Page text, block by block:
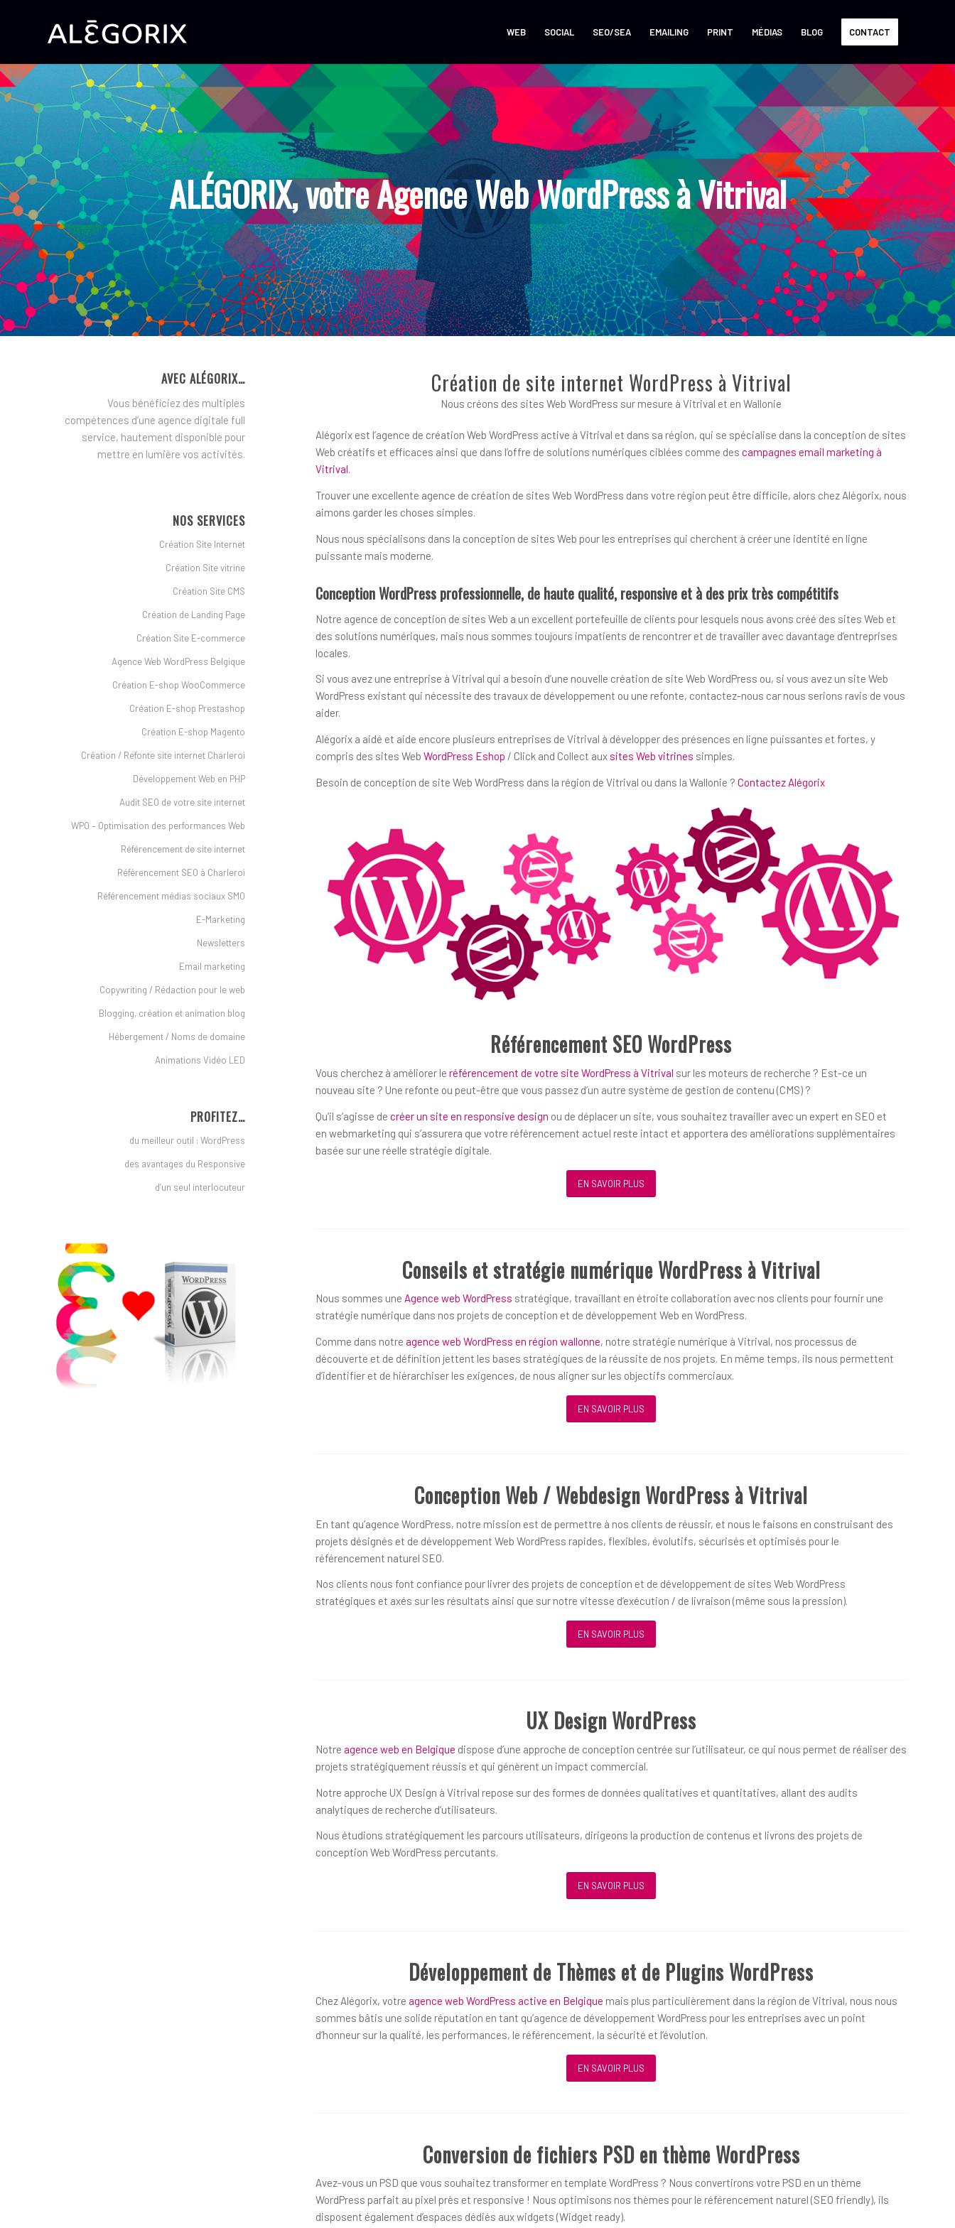
WEB SOCIAL SEO/SEA EMAILING PRINT MÉDIAS BLOG CONTACT
ALÉGORIX, votre Agence Web WordPress à Vitrival
Création de site internet WordPress à Vitrival
Nous créons des sites Web WordPress sur mesure à Vitrival et en Wallonie
Alégorix est l’agence de création Web WordPress active à Vitrival et dans sa région, qui se spécialise dans la conception de sites
Web créatifs et efficaces ainsi que dans l’offre de solutions numériques ciblées comme des campagnes email marketing à
Vitrival.
Trouver une excellente agence de création de sites Web WordPress dans votre région peut être difficile, alors chez Alégorix, nous
aimons garder les choses simples.
Nous nous spécialisons dans la conception de sites Web pour les entreprises qui cherchent à créer une identité en ligne
puissante mais moderne.
Conception WordPress professionnelle, de haute qualité, responsive et à des prix très compétitifs
Notre agence de conception de sites Web a un excellent portefeuille de clients pour lesquels nous avons créé des sites Web et
des solutions numériques, mais nous sommes toujours impatients de rencontrer et de travailler avec davantage d’entreprises
locales.
Si vous avez une entreprise à Vitrival qui a besoin d’une nouvelle création de site Web WordPress ou, si vous avez un site Web
WordPress existant qui nécessite des travaux de développement ou une refonte, contactez-nous car nous serions ravis de vous
aider.
Alégorix a aidé et aide encore plusieurs entreprises de Vitrival à développer des présences en ligne puissantes et fortes, y
compris des sites Web WordPress Eshop / Click and Collect aux sites Web vitrines simples.
Besoin de conception de site Web WordPress dans la région de Vitrival ou dans la Wallonie ? Contactez Alégorix
Référencement SEO WordPress
Vous cherchez à améliorer le référencement de votre site WordPress à Vitrival sur les moteurs de recherche ? Est-ce un
nouveau site ? Une refonte ou peut-être que vous passez d’un autre système de gestion de contenu (CMS) ?
Qu’il s’agisse de créer un site en responsive design ou de déplacer un site, vous souhaitez travailler avec un expert en SEO et
en webmarketing qui s’assurera que votre référencement actuel reste intact et apportera des améliorations supplémentaires
basée sur une réelle stratégie digitale.
EN SAVOIR PLUS
Conseils et stratégie numérique WordPress à Vitrival
Nous sommes une Agence web WordPress stratégique, travaillant en étroite collaboration avec nos clients pour fournir une
stratégie numérique dans nos projets de conception et de développement Web en WordPress.
Comme dans notre agence web WordPress en région wallonne, notre stratégie numérique à Vitrival, nos processus de
découverte et de définition jettent les bases stratégiques de la réussite de nos projets. En même temps, ils nous permettent
d’identifier et de hiérarchiser les exigences, de nous aligner sur les objectifs commerciaux.
EN SAVOIR PLUS
Conception Web / Webdesign WordPress à Vitrival
En tant qu’agence WordPress, notre mission est de permettre à nos clients de réussir, et nous le faisons en construisant des
projets désignés et de développement Web WordPress rapides, flexibles, évolutifs, sécurisés et optimisés pour le
référencement naturel SEO.
Nos clients nous font confiance pour livrer des projets de conception et de développement de sites Web WordPress
stratégiques et axés sur les résultats ainsi que sur notre vitesse d’exécution / de livraison (même sous la pression).
EN SAVOIR PLUS
UX Design WordPress
Notre agence web en Belgique dispose d’une approche de conception centrée sur l’utilisateur, ce qui nous permet de réaliser des
projets stratégiquement réussis et qui génèrent un impact commercial.
Notre approche UX Design à Vitrival repose sur des formes de données qualitatives et quantitatives, allant des audits
analytiques de recherche d’utilisateurs.
Nous étudions stratégiquement les parcours utilisateurs, dirigeons la production de contenus et livrons des projets de
conception Web WordPress percutants.
EN SAVOIR PLUS
Développement de Thèmes et de Plugins WordPress
Chez Alégorix, votre agence web WordPress active en Belgique mais plus particulièrement dans la région de Vitrival, nous nous
sommes bâtis une solide réputation en tant qu’agence de développement WordPress pour les entreprises avec un point
d’honneur sur la qualité, les performances, le référencement, la sécurité et l’évolution.
EN SAVOIR PLUS
Conversion de fichiers PSD en thème WordPress
Avez-vous un PSD que vous souhaitez transformer en template WordPress ? Nous convertirons votre PSD en un thème
WordPress parfait au pixel près et responsive ! Nous optimisons nos thèmes pour le référencement naturel (SEO friendly), ils
disposent également d’espaces dédiés aux widgets (Widget ready).
AVEC ALÉGORIX…
Vous bénéficiez des multiples
compétences d’une agence digitale full
service, hautement disponible pour
mettre en lumière vos activités.
NOS SERVICES
Création Site Internet
Création Site vitrine
Création Site CMS
Création de Landing Page
Création Site E-commerce
Agence Web WordPress Belgique
Création E-shop WooCommerce
Création E-shop Prestashop
Création E-shop Magento
Création / Refonte site internet Charleroi
Développement Web en PHP
Audit SEO de votre site internet
WPO – Optimisation des performances Web
Référencement de site internet
Référencement SEO à Charleroi
Référencement médias sociaux SMO
E-Marketing
Newsletters
Email marketing
Copywriting / Rédaction pour le web
Blogging, création et animation blog
Hébergement / Noms de domaine
Animations Vidéo LED
PROFITEZ…
du meilleur outil : WordPress
des avantages du Responsive
d’un seul interlocuteur